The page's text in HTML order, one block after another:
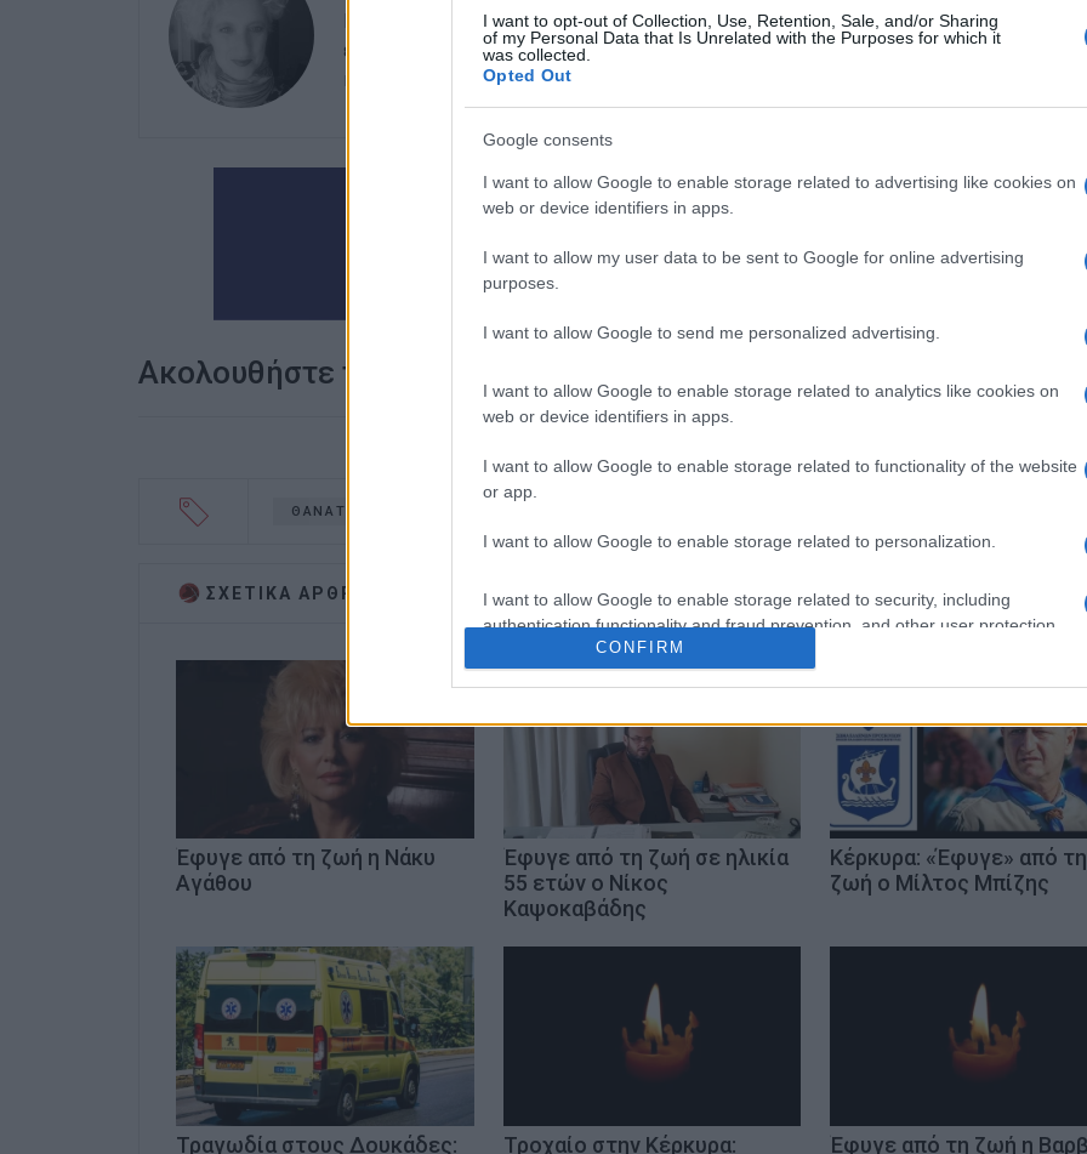
I want to opt-out of Collection, Use, Retention, Sale, and/or Sharing
of my Personal Data that Is Unrelated with the Purposes for which it
was collected.
Opted Out
Google consents
I want to allow Google to enable storage related to advertising like cookies on
web or device identifiers in apps.
I want to allow my user data to be sent to Google for online advertising
purposes.
I want to allow Google to send me personalized advertising.
I want to allow Google to enable storage related to analytics like cookies on
web or device identifiers in apps.
I want to allow Google to enable storage related to functionality of the website
or app.
I want to allow Google to enable storage related to personalization.
I want to allow Google to enable storage related to security, including
authentication functionality and fraud prevention, and other user protection.
CONFIRM
Εργάζεται στις Εκδόσεις Ενημέρωση από το 1990 σε θέσεις υψηλής
ευθύνης. Ειδικεύεται στις δημόσιες σχέσεις, το ελεύθερο και το
καλλιτεχνικό ρεπορτάζ.
Ακολουθήστε το enimerosi στο
ΘΑΝΑΤΟΣ
ΣΧΕΤΙΚA AΡΘΡΑ
Έφυγε από τη ζωή η Νάκυ
Αγάθου
Έφυγε από τη ζωή σε ηλικία
55 ετών ο Νίκος
Καψοκαβάδης
Κέρκυρα: «Έφυγε» από τη
ζωή ο Μίλτος Μπίζης
Τραγωδία στους Δουκάδες: Τροχαίο στην Κέρκυρα: Έφυγε από τη ζωή η